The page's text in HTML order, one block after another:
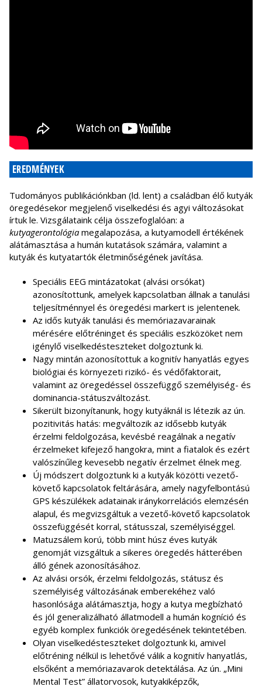
EREDMÉNYEK
Tudományos publikációnkban (ld. lent) a családban élő kutyák
öregedésekor megjelenő viselkedési és agyi változásokat
írtuk le. Vizsgálataink célja összefoglalóan: a
kutyagerontológia megalapozása, a kutyamodell értékének
alátámasztása a humán kutatások számára, valamint a
kutyák és kutyatartók életminőségének javítása.
Speciális EEG mintázatokat (alvási orsókat)
azonosítottunk, amelyek kapcsolatban állnak a tanulási
teljesítménnyel és öregedési markert is jelentenek.
Az idős kutyák tanulási és memóriazavarainak
mérésére előtréninget és speciális eszközöket nem
igénylő viselkedésteszteket dolgoztunk ki.
Nagy mintán azonosítottuk a kognitív hanyatlás egyes
biológiai és környezeti rizikó- és védőfaktorait,
valamint az öregedéssel összefüggő személyiség- és
dominancia-státuszváltozást.
Sikerült bizonyítanunk, hogy kutyáknál is létezik az ún.
pozitivitás hatás: megváltozik az idősebb kutyák
érzelmi feldolgozása, kevésbé reagálnak a negatív
érzelmeket kifejező hangokra, mint a fiatalok és ezért
valószínűleg kevesebb negatív érzelmet élnek meg.
Új módszert dolgoztunk ki a kutyák közötti vezető-
követő kapcsolatok feltárására, amely nagyfelbontású
GPS készülékek adatainak iránykorrelációs elemzésén
alapul, és megvizsgáltuk a vezető-követő kapcsolatok
összefüggését korral, státusszal, személyiséggel.
Matuzsálem korú, több mint húsz éves kutyák
genomját vizsgáltuk a sikeres öregedés hátterében
álló gének azonosításához.
Az alvási orsók, érzelmi feldolgozás, státusz és
személyiség változásának emberekéhez való
hasonlósága alátámasztja, hogy a kutya megbízható
és jól generalizálható állatmodell a humán kogníció és
egyéb komplex funkciók öregedésének tekintetében.
Olyan viselkedésteszteket dolgoztunk ki, amivel
előtréning nélkül is lehetővé válik a kognitív hanyatlás,
elsőként a memóriazavarok detektálása. Az ún. „Mini
Mental Test” állatorvosok, kutyakiképzők,